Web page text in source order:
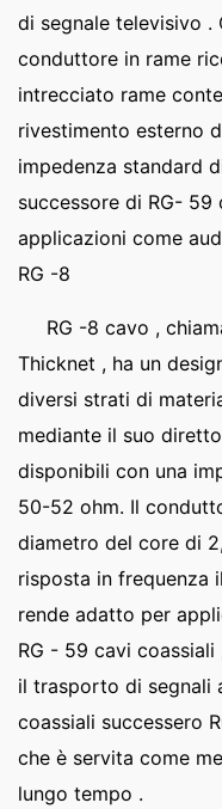
di segnale televisivo .
conduttore in rame
intrecciato rame
rivestimento esterno
impedenza standard
successore di RG-
applicazioni come
RG -8
RG -8 cavo ,
Thicknet , ha un
diversi strati di
mediante il suo
disponibili con una
50-52 ohm. Il
diametro del core di
risposta in frequenza
rende adatto per
RG - 59 cavi
il trasporto di segnali
coassiali successero
che è servita come
lungo tempo .